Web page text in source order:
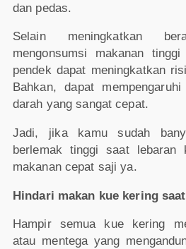
dan pedas.
Selain meningkatkan
mengonsumsi makanan
pendek dapat meningkatkan
Bahkan, dapat
darah yang sangat cepat.
Jadi, jika kamu sudah
berlemak tinggi saat lebaran
makanan cepat saji ya.
Hindari makan kue kering
Hampir semua kue kering
atau mentega yang